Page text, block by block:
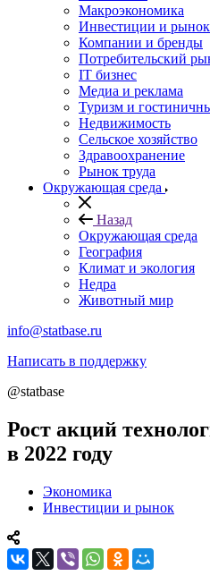
Макроэкономика
Инвестиции и рынок
Компании и бренды
Потребительский
IT бизнес
Медиа и реклама
Туризм и
Недвижимость
Сельское хозяйство
Здравоохранение
Рынок труда
Окружающая среда
Назад
Окружающая среда
География
Климат и экология
Недра
Животный мир
info@statbase.ru
Написать в поддержку
@statbase
Рост акций
в 2022 году
Экономика
Инвестиции и рынок